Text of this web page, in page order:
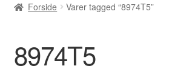
Betalinger
Kasse
Forside Varer tagged “8974T5”
8974T5